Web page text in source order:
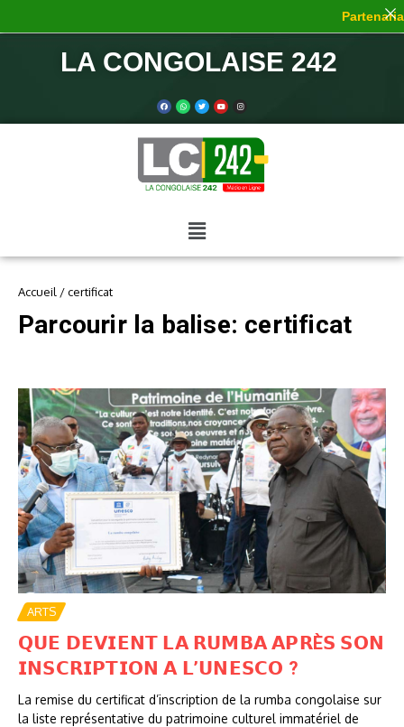
LA CONGOLAISE 242
Accueil /certificat
Parcourir la balise: certificat
ARTS
𝗤𝗨𝗘 𝗗𝗘𝗩𝗜𝗘𝗡𝗧 𝗟𝗔 𝗥𝗨𝗠𝗕𝗔 𝗔𝗣𝗥È𝗦 𝗦𝗢𝗡
𝗜𝗡𝗦𝗖𝗥𝗜𝗣𝗧𝗜𝗢𝗡 𝗔 𝗟’𝗨𝗡𝗘𝗦𝗖𝗢 ?
La remise du certificat d’inscription de la rumba congolaise sur
la liste représentative du patrimoine culturel immatériel de